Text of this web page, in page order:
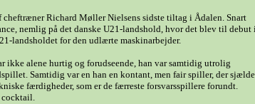
cheftræner Richard Møller Nielsens sidste tiltag i Ådalen. Snart
nemlig på det danske U21-landshold, hvor det blev til debut
landsholdet for den udlærte maskinarbejder.
ikke alene hurtig og forudseende, han var samtidig utrolig
Samtidig var en han en kontant, men fair spiller, der
færdigheder, som er de færreste forsvarsspillere forundt.
cocktail.